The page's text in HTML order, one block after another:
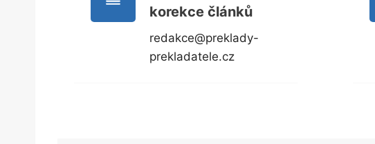
korekce článků
redakce@preklady-
prekladatele.cz